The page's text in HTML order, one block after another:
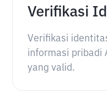
Verifikasi
Verifikasi
informasi pribadi
yang valid.